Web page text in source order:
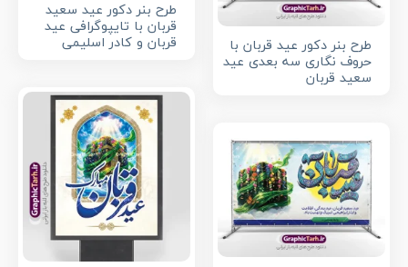
طرح بنر دکور عید سعید
قربان با تایپوگرافی عید
قربان و کادر اسلیمی
طرح بنر دکور عید قربان با
حروف نگاری سه بعدی عید
سعید قربان